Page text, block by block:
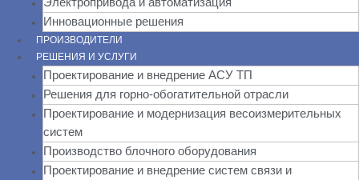
Инновационные решения
ПРОИЗВОДИТЕЛИ
РЕШЕНИЯ И УСЛУГИ
Проектирование и внедрение АСУ ТП
Решения для горно-обогатительной отрасли
Проектирование и модернизация весоизмерительных
систем
Производство блочного оборудования
Проектирование и внедрение систем связи и